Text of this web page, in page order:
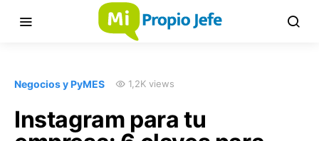
Negocios y PyMES 1,2K views
Instagram para tu